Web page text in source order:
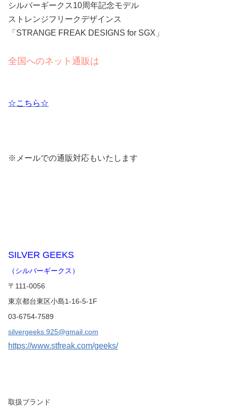
シルバーギークス10周年記念モデル
ストレンジフリークデザインス
「STRANGE FREAK DESIGNS for SGX」
全国へのネット通販は
☆こちら☆
※メールでの通販対応もいたします
SILVER GEEKS
（シルバーギークス）
〒111-0056
東京都台東区小島1-16-5-1F
03-6754-7589
silvergeeks.925@gmail.com
https://www.stfreak.com/geeks/
取扱ブランド